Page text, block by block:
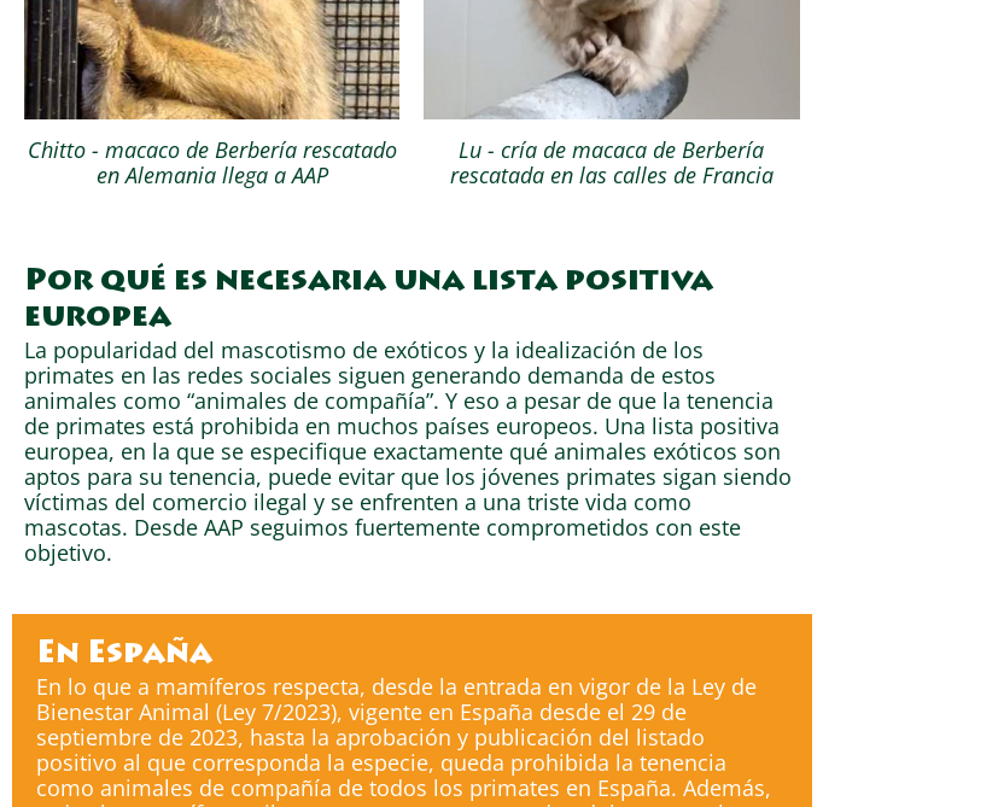
Chitto - macaco de Berbería rescatado
en Alemania llega a AAP
Lu - cría de macaca de Berbería
rescatada en las calles de Francia
Por qué es necesaria una lista positiva
europea
La popularidad del mascotismo de exóticos y la idealización de los
primates en las redes sociales siguen generando demanda de estos
animales como “animales de compañía”. Y eso a pesar de que la tenencia
de primates está prohibida en muchos países europeos. Una lista positiva
europea, en la que se especifique exactamente qué animales exóticos son
aptos para su tenencia, puede evitar que los jóvenes primates sigan siendo
víctimas del comercio ilegal y se enfrenten a una triste vida como
mascotas. Desde AAP seguimos fuertemente comprometidos con este
objetivo.
En España
En lo que a mamíferos respecta, desde la entrada en vigor de la Ley de
Bienestar Animal (Ley 7/2023), vigente en España desde el 29 de
septiembre de 2023, hasta la aprobación y publicación del listado
positivo al que corresponda la especie, queda prohibida la tenencia
como animales de compañía de todos los primates en España. Además,